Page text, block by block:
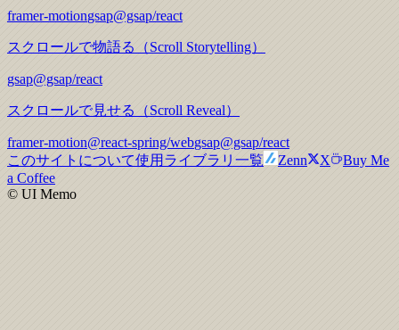
framer-motiongsap@gsap/react
スクロールで物語る（Scroll Storytelling）
gsap@gsap/react
スクロールで見せる（Scroll Reveal）
framer-motion@react-spring/webgsap@gsap/react
このサイトについて使用ライブラリ一覧 Zenn X
Buy Me
a Coffee
© UI Memo